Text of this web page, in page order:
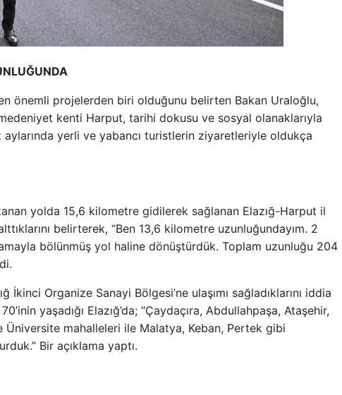
önemli projelerden biri olduğunu belirten Bakan Uraloğlu,
kenti Harput, tarihi dokusu ve sosyal olanaklarıyla
yerli ve yabancı turistlerin ziyaretleriyle oldukça
yolda 15,6 kilometre gidilerek sağlanan Elazığ-Harput il
belirterek, “Ben 13,6 kilometre uzunluğundayım. 2
bölünmüş yol haline dönüştürdük. Toplam uzunluğu 204
İkinci Organize Sanayi Bölgesi’ne ulaşımı sağladıklarını iddia
yaşadığı Elazığ’da; “Çaydaçıra, Abdullahpaşa, Ataşehir,
Üniversite mahalleleri ile Malatya, Keban, Pertek gibi
Bir açıklama yaptı.